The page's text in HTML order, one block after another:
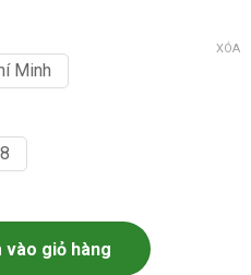
Minh
XÓA
vào giỏ hàng